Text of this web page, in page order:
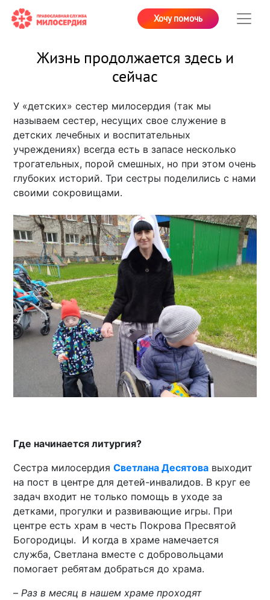
Хочу помочь
Жизнь продолжается здесь и
сейчас
У «детских» сестер милосердия (так мы
называем сестер, несущих свое служение в
детских лечебных и воспитательных
учреждениях) всегда есть в запасе несколько
трогательных, порой смешных, но при этом очень
глубоких историй. Три сестры поделились с нами
своими сокровищами.
Где начинается литургия?
Сестра милосердияСветлана Десятова выходит
на пост в центре для детей-инвалидов. В круг ее
задач входит не только помощь в уходе за
детками, прогулки и развивающие игры. При
центре есть храм в честь Покрова Пресвятой
Богородицы. И когда в храме намечается
служба, Светлана вместе с добровольцами
помогает ребятам добраться до храма.
– Раз в месяц в нашем храме проходят